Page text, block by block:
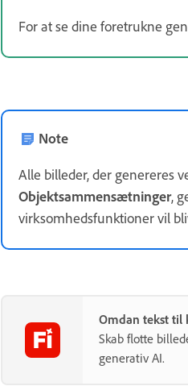
For at se dine foretrukne
Note
Alle billeder, der genereres
Objektsammensætninger,
virksomhedsfunktioner vil
Omdan tekst til
Skab flotte
generativ AI.